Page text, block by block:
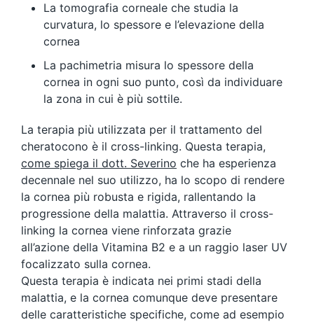
La tomografia corneale che studia la
curvatura, lo spessore e l’elevazione della
cornea
La pachimetria misura lo spessore della
cornea in ogni suo punto, così da individuare
la zona in cui è più sottile.
La terapia più utilizzata per il trattamento del
cheratocono è il cross-linking. Questa terapia,
come spiega il dott. Severino che ha esperienza
decennale nel suo utilizzo, ha lo scopo di rendere
la cornea più robusta e rigida, rallentando la
progressione della malattia. Attraverso il cross-
linking la cornea viene rinforzata grazie
all’azione della Vitamina B2 e a un raggio laser UV
focalizzato sulla cornea.
Questa terapia è indicata nei primi stadi della
malattia, e la cornea comunque deve presentare
delle caratteristiche specifiche, come ad esempio